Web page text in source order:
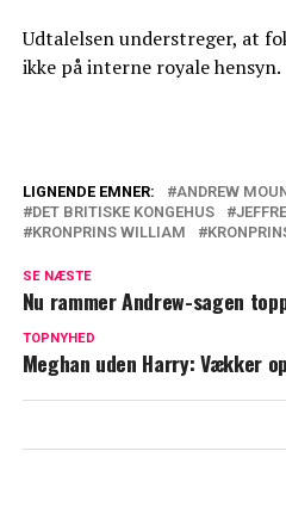
Udtalelsen understreger, at
ikke på interne royale hensyn.
Prinsesse Kate:
William og Kate:
LIGNENDE EMNER:
ANDREW
DET BRITISKE KONGEHUS
KRONPRINS WILLIAM
SE NÆSTE
Nu rammer Andrew-sagen
TOPNYHED
Meghan uden Harry: Vækker